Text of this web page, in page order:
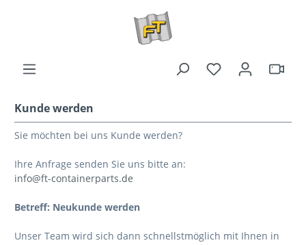
Kunde werden
Sie möchten bei uns Kunde werden?
Ihre Anfrage senden Sie uns bitte an:
info@ft-containerparts.de
Betreff: Neukunde werden
Unser Team wird sich dann schnellstmöglich mit Ihnen in